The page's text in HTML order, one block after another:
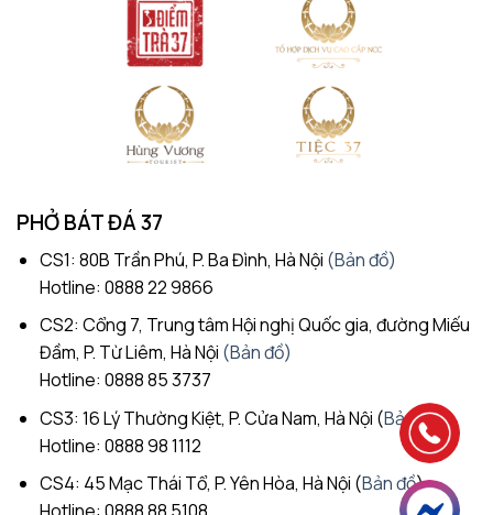
PHỞ BÁT ĐÁ 37
CS1: 80B Trần Phú, P. Ba Đình, Hà Nội (Bản đồ)
Hotline: 0888 22 9866
CS2: Cổng 7, Trung tâm Hội nghị Quốc gia, đường Miếu
Đầm, P. Từ Liêm, Hà Nội (Bản đồ)
Hotline: 0888 85 3737
CS3: 16 Lý Thường Kiệt, P. Cửa Nam, Hà Nội (Bản đồ)
Hotline: 0888 98 1112
CS4: 45 Mạc Thái Tổ, P. Yên Hòa, Hà Nội (Bản đồ)